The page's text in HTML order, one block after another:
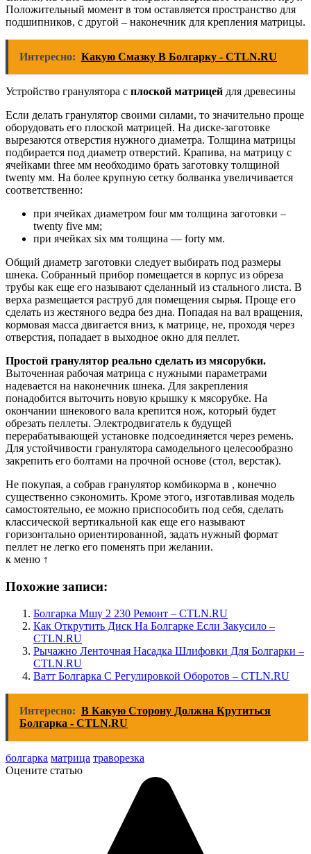
Положительный момент в том оставляется пространство для
подшипников, с другой – наконечник для крепления матрицы.
Интересно: Какую Смазку В Болгарку - CTLN.RU
Устройство гранулятора с плоской матрицей для древесины
Если делать гранулятор своими силами, то значительно проще
оборудовать его плоской матрицей. На диске-заготовке
вырезаются отверстия нужного диаметра. Толщина матрицы
подбирается под диаметр отверстий. Крапива, на матрицу с
ячейками three мм необходимо брать заготовку толщиной
twenty мм. На более крупную сетку болванка увеличивается
соответственно:
при ячейках диаметром four мм толщина заготовки –
twenty five мм;
при ячейках six мм толщина — forty мм.
Общий диаметр заготовки следует выбирать под размеры
шнека. Собранный прибор помещается в корпус из обреза
трубы как еще его называют сделанный из стального листа. В
верха размещается раструб для помещения сырья. Проще его
сделать из жестяного ведра без дна. Попадая на вал вращения,
кормовая масса двигается вниз, к матрице, не, проходя через
отверстия, попадает в выходное окно для пеллет.
Простой гранулятор реально сделать из мясорубки.
Выточенная рабочая матрица с нужными параметрами
надевается на наконечник шнека. Для закрепления
понадобится выточить новую крышку к мясорубке. На
окончании шнекового вала крепится нож, который будет
обрезать пеллеты. Электродвигатель к будущей
перерабатывающей установке подсоединяется через ремень.
Для устойчивости гранулятора самодельного целесообразно
закрепить его болтами на прочной основе (стол, верстак).
Не покупая, а собрав гранулятор комбикорма в , конечно
существенно сэкономить. Кроме этого, изготавливая модель
самостоятельно, ее можно приспособить под себя, сделать
классической вертикальной как еще его называют
горизонтально ориентированной, задать нужный формат
пеллет не легко его поменять при желании.
к меню ↑
Похожие записи:
Болгарка Мшу 2 230 Ремонт – CTLN.RU
Как Открутить Диск На Болгарке Если Закусило –
CTLN.RU
Рычажно Ленточная Насадка Шлифовки Для Болгарки –
CTLN.RU
Ватт Болгарка С Регулировкой Оборотов – CTLN.RU
Интересно: В Какую Сторону Должна Крутиться
Болгарка - CTLN.RU
болгарка матрица траворезка
Оцените статью